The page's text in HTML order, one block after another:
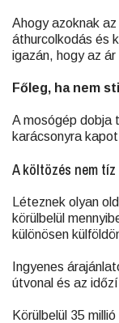
Ahogy azoknak
áthurcolkodás és
igazán, hogy az
Főleg, ha nem
A mosógép dobja
karácsonyra
A költözés nem
Léteznek olyan
körülbelül
különösen
Ingyenes
útvonal és az
Körülbelül 35